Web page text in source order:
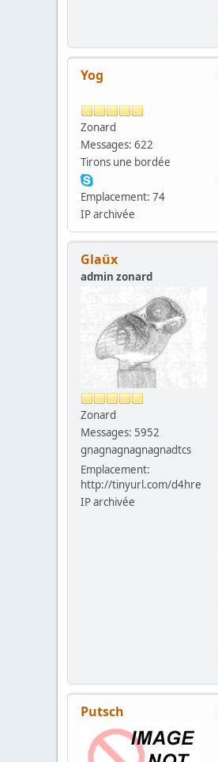
Yog
Zonard
Messages: 622
Tirons une bordée
Emplacement: 74
IP archivée
Glaüx
admin zonard
Zonard
Messages: 5952
gnagnagnagnagnadtcs
Emplacement:
http://tinyurl.com/d4hre
IP archivée
Putsch